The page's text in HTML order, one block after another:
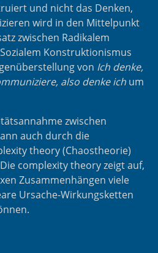
und nicht das Denken,
wird in den Mittelpunkt
zwischen Radikalem
Konstruktionismus
von Ich denke,
also denke ich um
zwischen
auch durch die
theory (Chaostheorie)
complexity theory zeigt auf,
Zusammenhängen viele
Ursache-Wirkungsketten